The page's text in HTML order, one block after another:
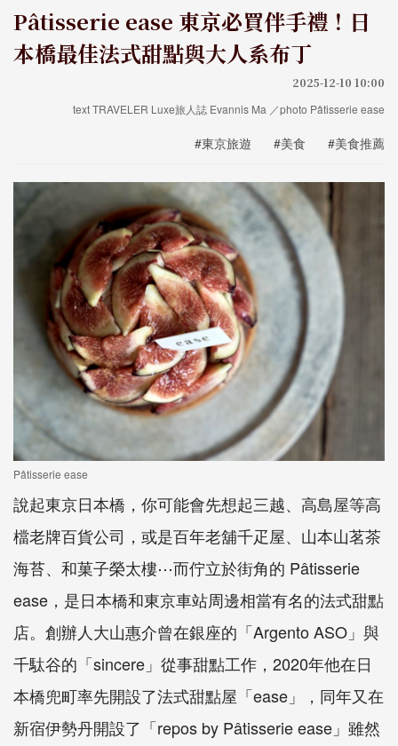
Pâtisserie ease 東京必買伴手禮！日
本橋最佳法式甜點與大人系布丁
2025-12-10 10:00
text TRAVELER Luxe旅人誌 Evannis Ma ／photo Pâtisserie ease
#東京旅遊 #美食 #美食推薦
Pâtisserie ease
說起東京日本橋，你可能會先想起三越、高島屋等高
檔老牌百貨公司，或是百年老舖千疋屋、山本山茗茶
海苔、和菓子榮太樓⋯而佇立於街角的 Pâtisserie
ease，是日本橋和東京車站周邊相當有名的法式甜點
店。創辦人大山惠介曾在銀座的「Argento ASO」與
千駄谷的「sincere」從事甜點工作，2020年他在日
本橋兜町率先開設了法式甜點屋「ease」，同年又在
新宿伊勢丹開設了「repos by Pâtisserie ease」雖然